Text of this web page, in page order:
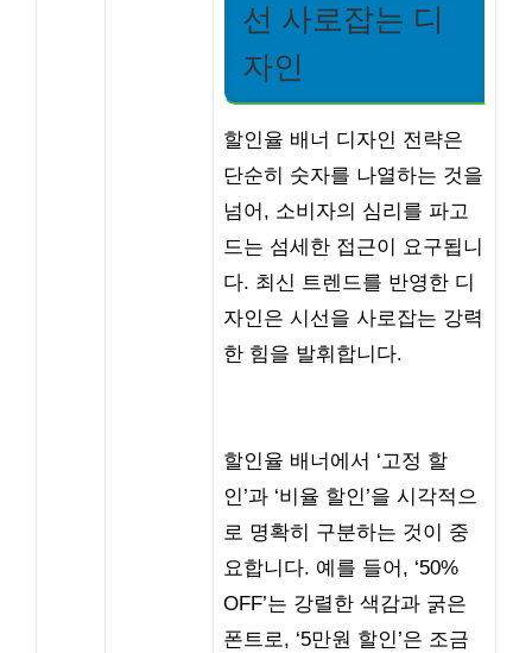
선 사로잡는 디
자인
할인율 배너 디자인 전략은
단순히 숫자를 나열하는 것을
넘어, 소비자의 심리를 파고
드는 섬세한 접근이 요구됩니
다. 최신 트렌드를 반영한 디
자인은 시선을 사로잡는 강력
한 힘을 발휘합니다.
할인율 배너에서 ‘고정 할
인’과 ‘비율 할인’을 시각적으
로 명확히 구분하는 것이 중
요합니다. 예를 들어, ‘50%
OFF’는 강렬한 색감과 굵은
폰트로, ‘5만원 할인’은 조금